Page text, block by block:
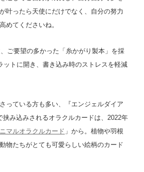
叶ったら天使にだけでなく、自分の努力
めてくださいね。
ご要望の多かった「糸かがり製本」を採
ットに開き、書き込み時のストレスを軽減
っている方も多い、『エンジェルダイア
挟み込みされるオラクルカードは、2022年
マルオラクルカード 」から。植物や羽根
物たちがとても可愛らしい絵柄のカード